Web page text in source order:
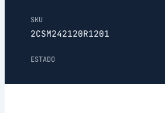
SKU
2CSM242120R1201
ESTADO